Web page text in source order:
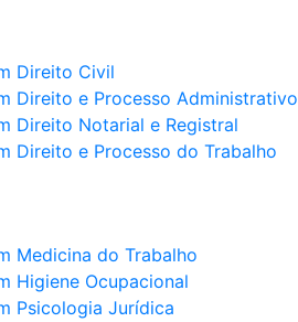
Direito Civil
Direito e Processo Administrativo
Direito Notarial e Registral
Direito e Processo do Trabalho
Medicina do Trabalho
Higiene Ocupacional
Psicologia Jurídica